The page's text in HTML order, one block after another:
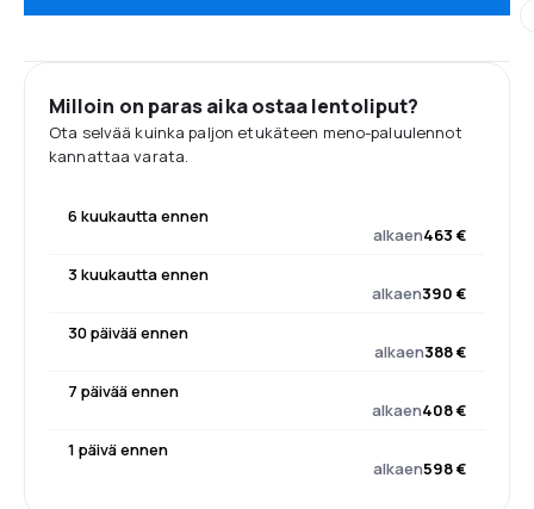
Milloin on paras aika ostaa lentoliput?
Ota selvää kuinka paljon etukäteen meno-paluulennot
kannattaa varata.
6 kuukautta ennen
alkaen463 €
3 kuukautta ennen
alkaen390 €
30 päivää ennen
alkaen388 €
7 päivää ennen
alkaen408 €
1 päivä ennen
alkaen598 €